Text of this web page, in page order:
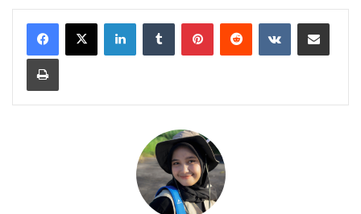
LinkedInTumblr PinterestReddit VKontakteBagikan Lewat Email
Cetak